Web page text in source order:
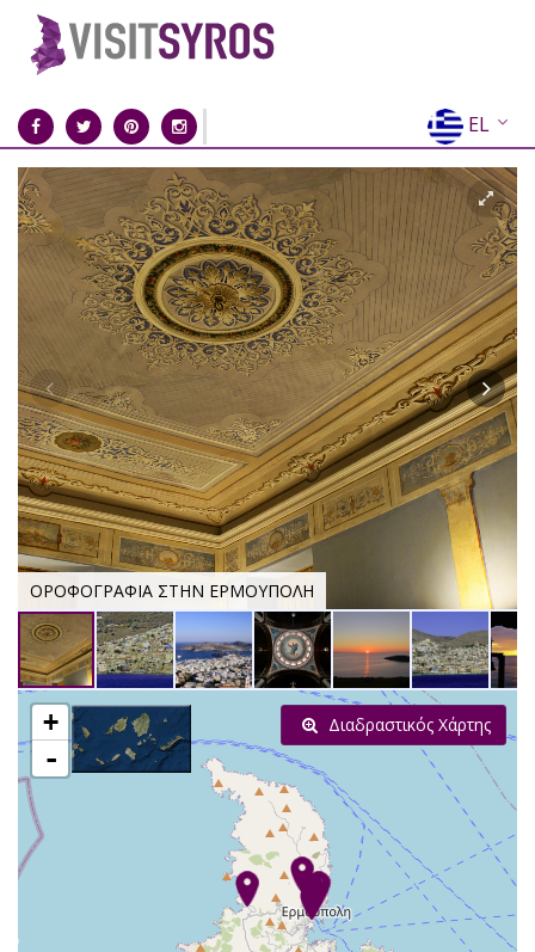
EL
EN
FR
DE
IT
ES
RU
CN
ΟΡΟΦΟΓΡΑΦΙΑ ΣΤΗΝ ΕΡΜΟΥΠΟΛΗ
+
-
Διαδραστικός Χάρτης